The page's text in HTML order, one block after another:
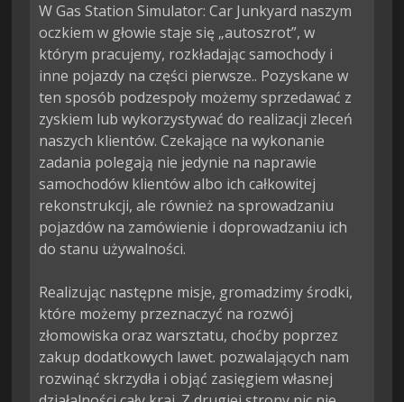
W Gas Station Simulator: Car Junkyard naszym
oczkiem w głowie staje się „autoszrot”, w
którym pracujemy, rozkładając samochody i
inne pojazdy na części pierwsze.. Pozyskane w
ten sposób podzespoły możemy sprzedawać z
zyskiem lub wykorzystywać do realizacji zleceń
naszych klientów. Czekające na wykonanie
zadania polegają nie jedynie na naprawie
samochodów klientów albo ich całkowitej
rekonstrukcji, ale również na sprowadzaniu
pojazdów na zamówienie i doprowadzaniu ich
do stanu używalności.
Realizując następne misje, gromadzimy środki,
które możemy przeznaczyć na rozwój
złomowiska oraz warsztatu, choćby poprzez
zakup dodatkowych lawet. pozwalających nam
rozwinąć skrzydła i objąć zasięgiem własnej